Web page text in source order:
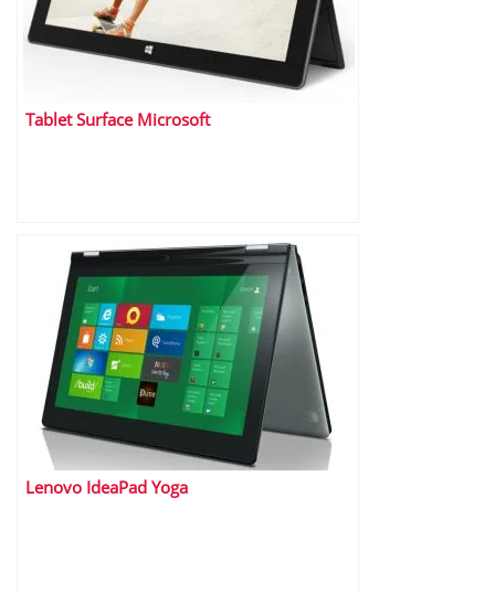
Tablet Surface Microsoft
Lenovo IdeaPad Yoga